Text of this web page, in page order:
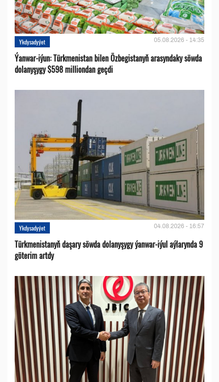
Ykdysadyýet 05.08.2026 - 14:35
Ýanwar-iýun: Türkmenistan bilen Özbegistanyň arasyndaky söwda
dolanyşygy $598 milliondan geçdi
Ykdysadyýet 04.08.2026 - 16:57
Türkmenistanyň daşary söwda dolanyşygy ýanwar-iýul aýlarynda 9
göterim artdy